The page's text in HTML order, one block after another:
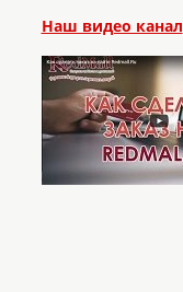
Наш видео канал